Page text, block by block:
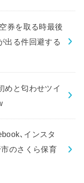
券を取る時最後
出る件回避する
めと匂わせツイ
､インスタ
のさくら保育